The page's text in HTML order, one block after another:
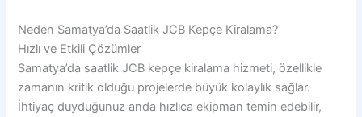
Neden Samatya’da Saatlik JCB Kepçe Kiralama?
Hızlı ve Etkili Çözümler
Samatya’da saatlik JCB kepçe kiralama hizmeti, özellikle
zamanın kritik olduğu projelerde büyük kolaylık sağlar.
İhtiyaç duyduğunuz anda hızlıca ekipman temin edebilir,